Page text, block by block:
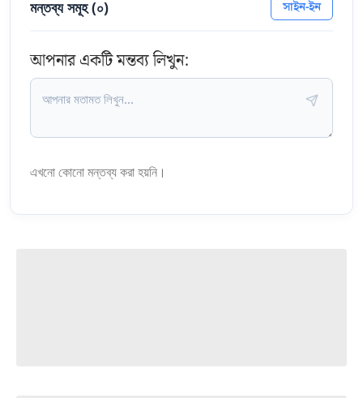
মন্তব্য সমূহ (০) সাইন-ইন
আপনার একটি মন্তব্য লিখুন:
এখনো কোনো মন্তব্য করা হয়নি।